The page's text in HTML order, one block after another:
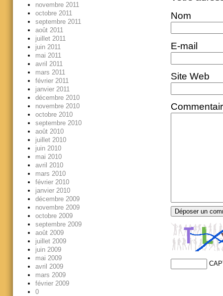
Nom
E-mail
Site Web
novembre 2011
octobre 2011
septembre 2011
août 2011
juillet 2011
juin 2011
mai 2011
avril 2011
mars 2011
février 2011
janvier 2011
décembre 2010
novembre 2010
octobre 2010
septembre 2010
août 2010
juillet 2010
juin 2010
mai 2010
avril 2010
mars 2010
février 2010
janvier 2010
décembre 2009
novembre 2009
octobre 2009
septembre 2009
août 2009
juillet 2009
juin 2009
mai 2009
avril 2009
mars 2009
février 2009
0